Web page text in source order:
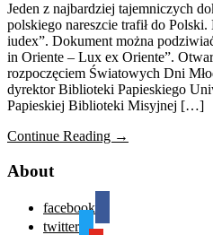
Jeden z najbardziej tajemniczych
polskiego nareszcie trafił do
iudex”. Dokument można
in Oriente – Lux ex Oriente”.
rozpoczęciem Światowych Dni
dyrektor Biblioteki Papieskiego
Papieskiej Biblioteki Misyjnej […]
Continue Reading →
About
facebook
twitter